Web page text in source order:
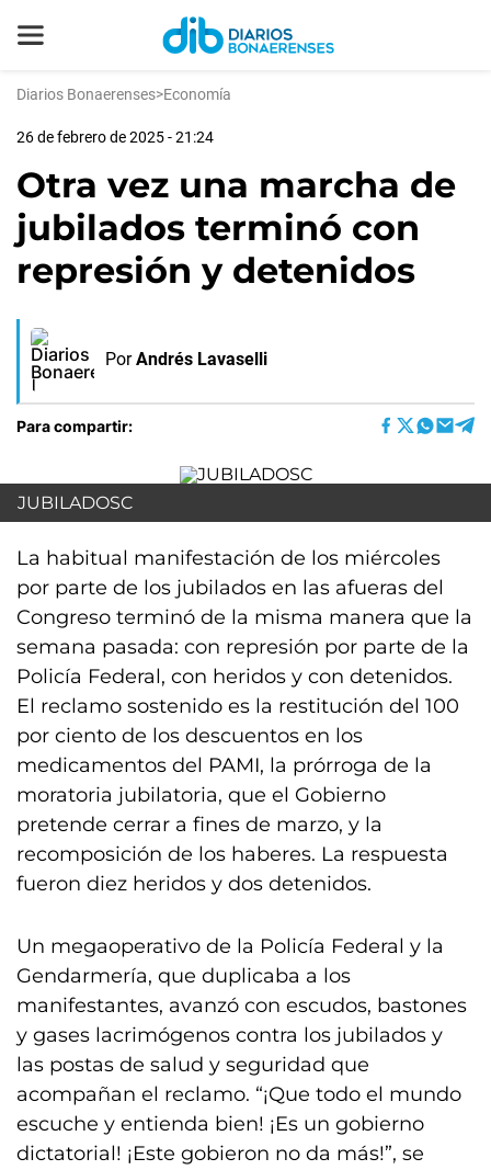
Diarios Bonaerenses>Economía
26 de febrero de 2025 - 21:24
Otra vez una marcha de
jubilados terminó con
represión y detenidos
Por Andrés Lavaselli
Para compartir:
JUBILADOSC
La habitual manifestación de los miércoles
por parte de los jubilados en las afueras del
Congreso terminó de la misma manera que la
semana pasada: con represión por parte de la
Policía Federal, con heridos y con detenidos.
El reclamo sostenido es la restitución del 100
por ciento de los descuentos en los
medicamentos del PAMI, la prórroga de la
moratoria jubilatoria, que el Gobierno
pretende cerrar a fines de marzo, y la
recomposición de los haberes. La respuesta
fueron diez heridos y dos detenidos.
Un megaoperativo de la Policía Federal y la
Gendarmería, que duplicaba a los
manifestantes, avanzó con escudos, bastones
y gases lacrimógenos contra los jubilados y
las postas de salud y seguridad que
acompañan el reclamo. “¡Que todo el mundo
escuche y entienda bien! ¡Es un gobierno
dictatorial! ¡Este gobieron no da más!”, se